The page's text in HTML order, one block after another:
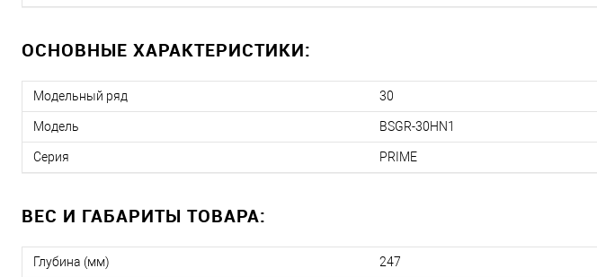
ОСНОВНЫЕ ХАРАКТЕРИСТИКИ:
Модельный ряд 30
Модель BSGR-30HN1
Серия PRIME
ВЕС И ГАБАРИТЫ ТОВАРА:
Глубина (мм) 247